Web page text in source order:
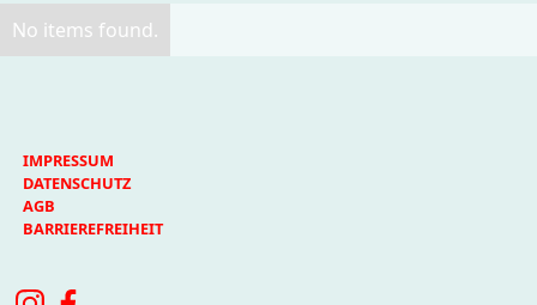
No items found.
IMPRESSUM
DATENSCHUTZ
AGB
BARRIEREFREIHEIT